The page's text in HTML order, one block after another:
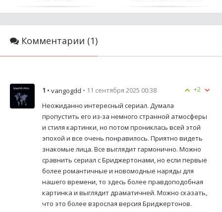
Комментарии (1)
+2
1 • vangogdd • 11 сентября 2025 00:38
Неожиданно интересный сериал. Думала
пропустить его из-за немного странной атмосферы
и стиля картинки, но потом прониклась всей этой
эпохой и все очень понравилось. Приятно видеть
знакомые лица. Все выглядит гармонично. Можно
сравнить сериал с Бриджертонами, но если первые
более романтичные и новомодные наряды для
нашего времени, то здесь более правдоподобная
картинка и выглядит драматичней. Можно сказать,
что это более взрослая версия Бриджертонов.